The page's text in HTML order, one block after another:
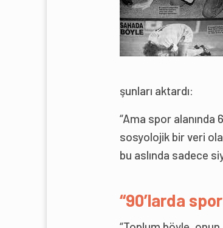
şunları aktardı:
“Ama spor alanında
sosyolojik bir veri
bu aslında sadece
“90’larda